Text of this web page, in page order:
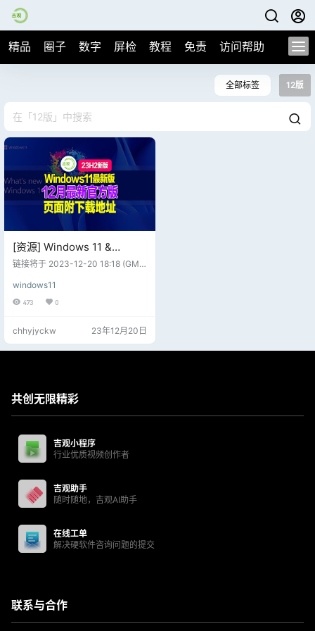
精品 圈子 数字 屏检 教程 免责 访问帮助
全部标签 12版
[资源] Windows 11 &
Server 23H2 MVS (MSDN)
链接将于 2023-12-20 18:18 (GMT
【文章尾部附最新12月商业版下载
地址，请勿使用第三方软件下载，
er v23H2 镜像仅有英文版本。 Win
dows 11 v21H2 镜像疑似已经停
更，故本贴未提供... MVS 每月更新
windows11
473 0
chhyjyckw 23年12月20日
共创无限精彩
吉观小程序
行业优质视频创作者
吉观助手
随时随地，吉观AI助手
在线工单
解决硬软件咨询问题的提交
联系与合作